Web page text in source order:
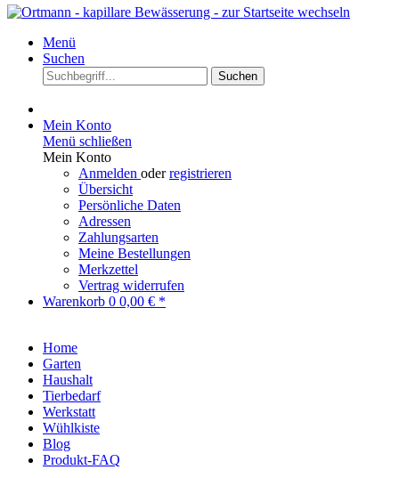
Menü
Suchen
Suchen
Mein Konto
Menü schließen
Mein Konto
Anmelden oderregistrieren
Übersicht
Persönliche Daten
Adressen
Zahlungsarten
Meine Bestellungen
Merkzettel
Vertrag widerrufen
Warenkorb 0 0,00 € *
Home
Garten
Haushalt
Tierbedarf
Werkstatt
Wühlkiste
Blog
Produkt-FAQ